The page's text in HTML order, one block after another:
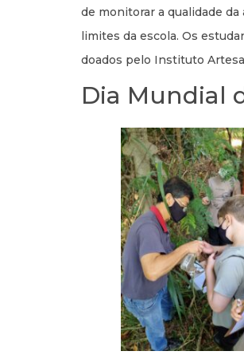
de monitorar a qualidade
limites da escola. Os
doados pelo Instituto
Dia Mundial